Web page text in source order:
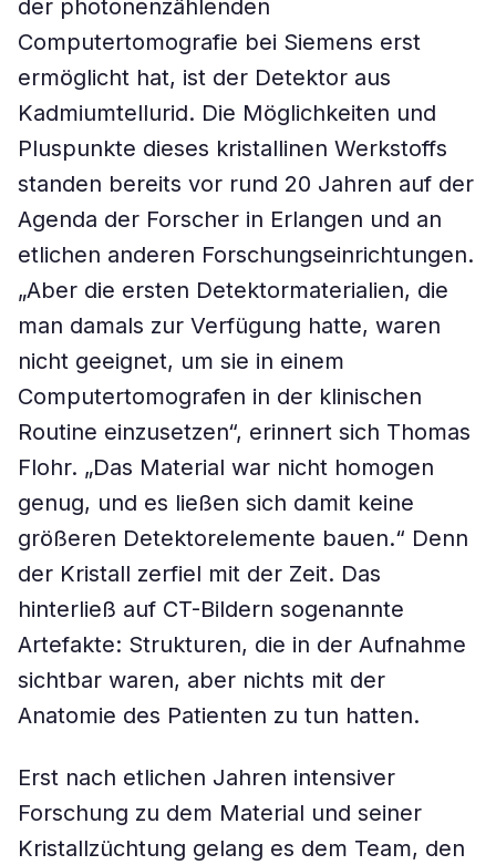
der photonenzählenden
Computertomografie bei Siemens erst
ermöglicht hat, ist der Detektor aus
Kadmiumtellurid. Die Möglichkeiten und
Pluspunkte dieses kristallinen Werkstoffs
standen bereits vor rund 20 Jahren auf der
Agenda der Forscher in Erlangen und an
etlichen anderen Forschungseinrichtungen.
„Aber die ersten Detektormaterialien, die
man damals zur Verfügung hatte, waren
nicht geeignet, um sie in einem
Computertomografen in der klinischen
Routine einzusetzen“, erinnert sich Thomas
Flohr. „Das Material war nicht homogen
genug, und es ließen sich damit keine
größeren Detektorelemente bauen.“ Denn
der Kristall zerfiel mit der Zeit. Das
hinterließ auf CT-Bildern sogenannte
Artefakte: Strukturen, die in der Aufnahme
sichtbar waren, aber nichts mit der
Anatomie des Patienten zu tun hatten.
Erst nach etlichen Jahren intensiver
Forschung zu dem Material und seiner
Kristallzüchtung gelang es dem Team, den